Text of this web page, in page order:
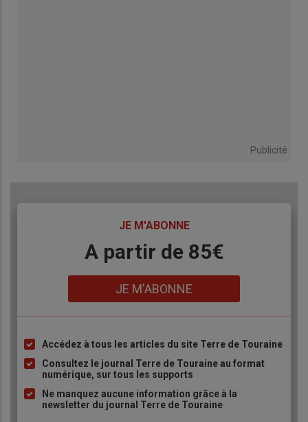
Publicité
JE M'ABONNE
A partir de 85€
JE M'ABONNE
Liste
à
puce
Accédez à tous les articles du site Terre de Touraine
Consultez le journal Terre de Touraine au format
numérique, sur tous les supports
Ne manquez aucune information grâce à la
newsletter du journal Terre de Touraine